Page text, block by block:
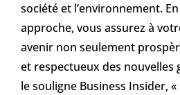
société et l’environnement.
approche, vous assurez à
avenir non seulement
et respectueux des nouvelles
le souligne Business Insider,